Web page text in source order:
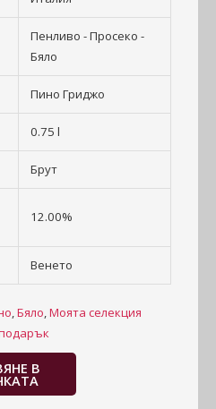
Пенливо - Просеко -
Бяло
Пино Гриджо
0.75 l
Брут
12.00%
Венето
,Бяло,Моята селекция
В